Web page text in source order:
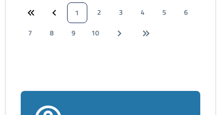
1 2 3 4 5
6
7
8 9 10